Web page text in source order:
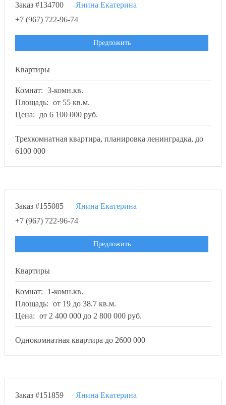
Заказ #134700
Янина Екатерина
+7 (967) 722-96-74
Предложить
Квартиры
Комнат: 3-комн.кв.
Площадь: от 55 кв.м.
Цена:
до 6 100 000 руб.
Трехкомнатная квартира, планировка ленинградка, до
6100 000
Заказ #155085
Янина Екатерина
+7 (967) 722-96-74
Предложить
Квартиры
Комнат:
1-комн.кв.
Площадь: от 19 до 38.7 кв.м.
Цена: от 2 400 000 до 2 800 000 руб.
Однокомнатная квартира до 2600 000
Заказ #151859
Янина Екатерина